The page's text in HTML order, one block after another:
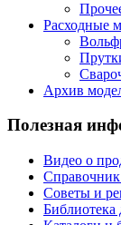
Расходные
Архив
Полезная
Видео о
Советы и
Библиотека